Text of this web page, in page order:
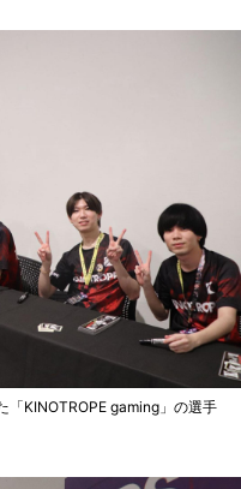
「KINOTROPE gaming」の選手